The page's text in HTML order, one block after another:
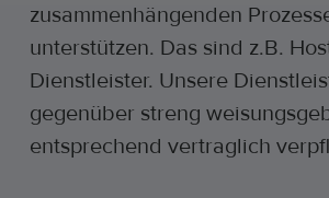
zusammenhängenden
unterstützen. Das sind z.B.
Dienstleister. Unsere
gegenüber streng
entsprechend vertraglich